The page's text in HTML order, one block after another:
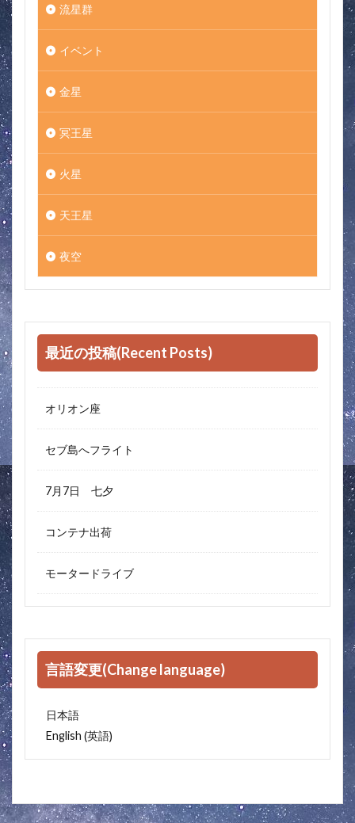
流星群
イベント
金星
冥王星
火星
天王星
夜空
最近の投稿(Recent Posts)
オリオン座
セブ島へフライト
7月7日 七夕
コンテナ出荷
モータードライブ
言語変更(Change language)
日本語
English (英語)